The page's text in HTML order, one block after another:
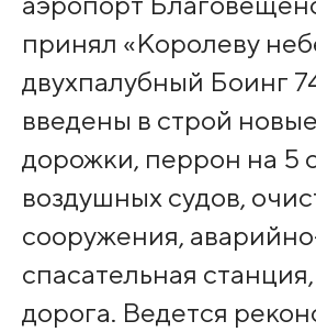
принял «Королеву
двухпалубный Боинг
введены в строй
дорожки, перрон на 5
воздушных судов,
сооружения,
спасательная
дорога. Ведется